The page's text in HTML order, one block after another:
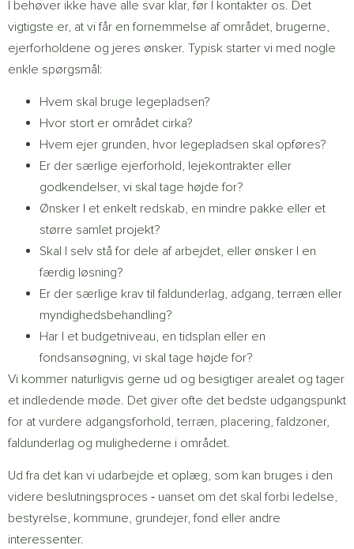
I behøver ikke have alle svar klar, før I kontakter os. Det
vigtigste er, at vi får en fornemmelse af området, brugerne,
ejerforholdene og jeres ønsker. Typisk starter vi med nogle
enkle spørgsmål:
Hvem skal bruge legepladsen?
Hvor stort er området cirka?
Hvem ejer grunden, hvor legepladsen skal opføres?
Er der særlige ejerforhold, lejekontrakter eller
godkendelser, vi skal tage højde for?
Ønsker I et enkelt redskab, en mindre pakke eller et
større samlet projekt?
Skal I selv stå for dele af arbejdet, eller ønsker I en
færdig løsning?
Er der særlige krav til faldunderlag, adgang, terræn eller
myndighedsbehandling?
Har I et budgetniveau, en tidsplan eller en
fondsansøgning, vi skal tage højde for?
Vi kommer naturligvis gerne ud og besigtiger arealet og tager
et indledende møde. Det giver ofte det bedste udgangspunkt
for at vurdere adgangsforhold, terræn, placering, faldzoner,
faldunderlag og mulighederne i området.
Ud fra det kan vi udarbejde et oplæg, som kan bruges i den
videre beslutningsproces ‐ uanset om det skal forbi ledelse,
bestyrelse, kommune, grundejer, fond eller andre
interessenter.